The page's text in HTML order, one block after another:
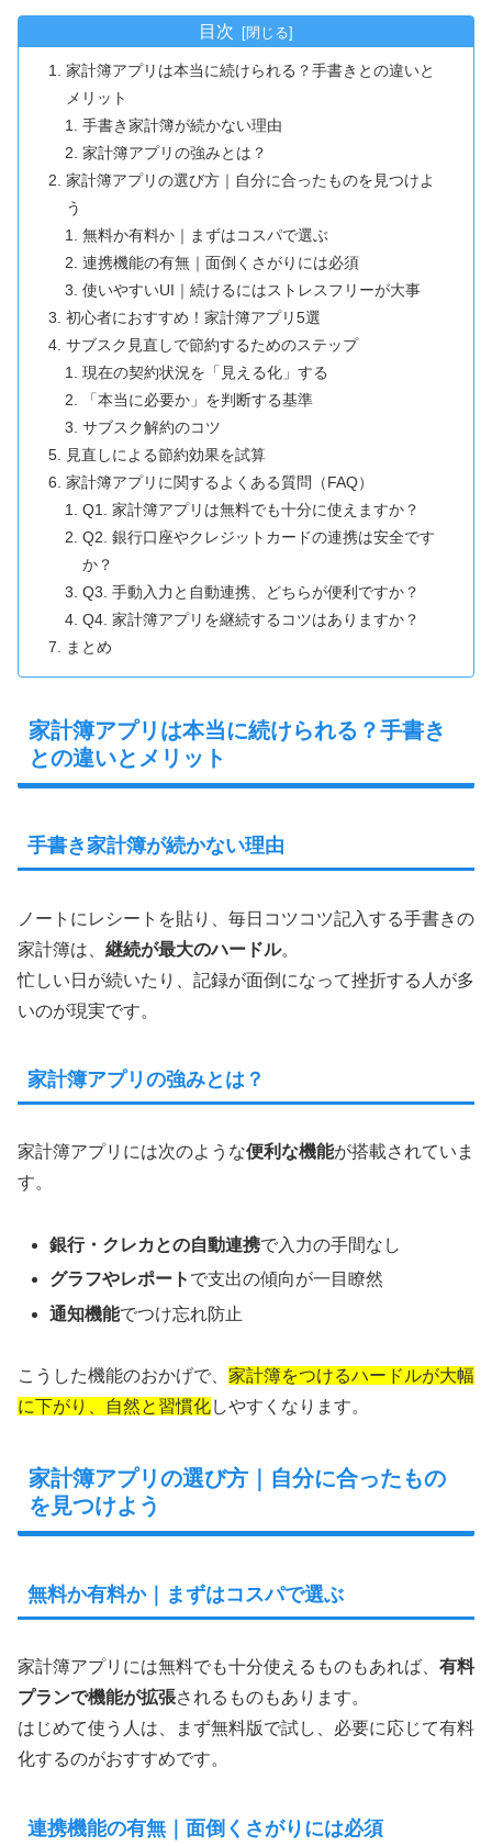
目次
家計簿アプリは本当に続けられる？手書きとの違いと
メリット
手書き家計簿が続かない理由
家計簿アプリの強みとは？
家計簿アプリの選び方｜自分に合ったものを見つけよ
う
無料か有料か｜まずはコスパで選ぶ
連携機能の有無｜面倒くさがりには必須
使いやすいUI｜続けるにはストレスフリーが大事
初心者におすすめ！家計簿アプリ5選
サブスク見直しで節約するためのステップ
現在の契約状況を「見える化」する
「本当に必要か」を判断する基準
サブスク解約のコツ
見直しによる節約効果を試算
家計簿アプリに関するよくある質問（FAQ）
Q1. 家計簿アプリは無料でも十分に使えますか？
Q2. 銀行口座やクレジットカードの連携は安全です
か？
Q3. 手動入力と自動連携、どちらが便利ですか？
Q4. 家計簿アプリを継続するコツはありますか？
まとめ
家計簿アプリは本当に続けられる？手書き
との違いとメリット
手書き家計簿が続かない理由
ノートにレシートを貼り、毎日コツコツ記入する手書きの
家計簿は、 継続が最大のハードル。
忙しい日が続いたり、記録が面倒になって挫折する人が多
いのが現実です。
家計簿アプリの強みとは？
家計簿アプリには次のような便利な機能が搭載されていま
す。
銀行・クレカとの自動連携で入力の手間なし
グラフやレポート で支出の傾向が一目瞭然
通知機能でつけ忘れ防止
こうした機能のおかげで、 家計簿をつけるハードルが大幅
に下がり、自然と習慣化しやすくなります。
家計簿アプリの選び方｜自分に合ったもの
を見つけよう
無料か有料か｜まずはコスパで選ぶ
家計簿アプリには無料でも十分使えるものもあれば、 有料
プランで機能が拡張されるものもあります。
はじめて使う人は、まず無料版で試し、必要に応じて有料
化するのがおすすめです。
連携機能の有無｜面倒くさがりには必須